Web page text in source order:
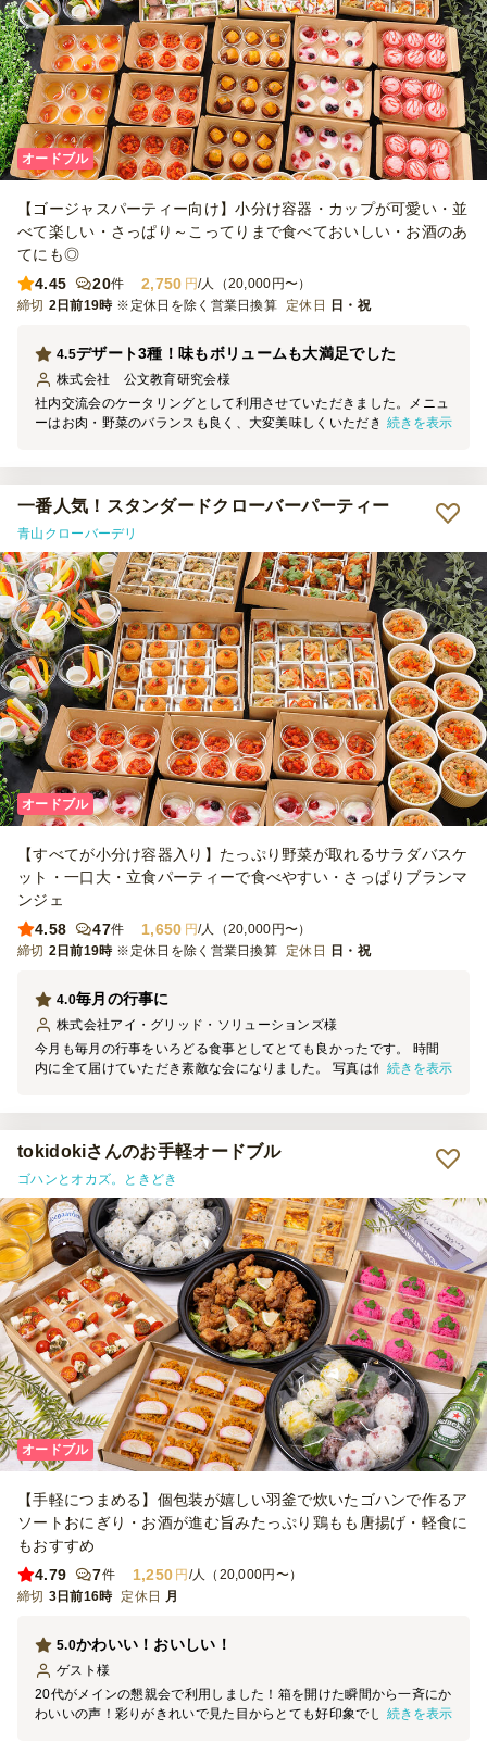
オードブル
【ゴージャスパーティー向け】小分け容器・カップが可愛い・並
べて楽しい・さっぱり～こってりまで食べておいしい・お酒のあ
てにも◎
4.45
20件 2,750 円/人（20,000円〜）
締切 2日前19時 ※定休日を除く営業日換算 定休日 日・祝
デザート3種！味もボリュームも大満足でした
4.5
株式会社 公文教育研究会様
社内交流会のケータリングとして利用させていただきました。メニュ
ーはお肉・野菜のバランスも良く、大変美味しくいただきました！
た。ありがとうございました。
続きを表示
一番人気！スタンダードクローバーパーティー
青山クローバーデリ
オードブル
【すべてが小分け容器入り】たっぷり野菜が取れるサラダバスケ
ット・一口大・立食パーティーで食べやすい・さっぱりブランマ
ンジェ
4.58
47件 1,650 円/人（20,000円〜）
締切 2日前19時 ※定休日を除く営業日換算 定休日 日・祝
毎月の行事に
4.0
株式会社アイ・グリッド・ソリューションズ様
今月も毎月の行事をいろどる食事としてとても良かったです。 時間
内に全て届けていただき素敵な会になりました。 写真は他で頼んだ
続きを表示
tokidokiさんのお手軽オードブル
ゴハンとオカズ。ときどき
オードブル
【手軽につまめる】個包装が嬉しい羽釜で炊いたゴハンで作るア
ソートおにぎり・お酒が進む旨みたっぷり鶏もも唐揚げ・軽食に
もおすすめ
4.79
7件 1,250 円 /人（20,000円〜）
締切 3日前16時 定休日 月
かわいい！おいしい！
5.0
ゲスト 様
20代がメインの懇親会で利用しました！箱を開けた瞬間から一斉にか
わいいの声！彩りがきれいで見た目からとても好印象でした！見た目
続きを表示